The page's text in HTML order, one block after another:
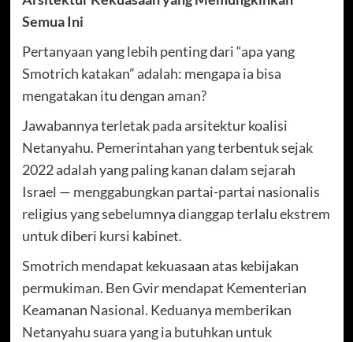
Semua Ini
Pertanyaan yang lebih penting dari “apa yang
Smotrich katakan” adalah: mengapa ia bisa
mengatakan itu dengan aman?
Jawabannya terletak pada arsitektur koalisi
Netanyahu. Pemerintahan yang terbentuk sejak
2022 adalah yang paling kanan dalam sejarah
Israel — menggabungkan partai-partai nasionalis
religius yang sebelumnya dianggap terlalu ekstrem
untuk diberi kursi kabinet.
Smotrich mendapat kekuasaan atas kebijakan
permukiman. Ben Gvir mendapat Kementerian
Keamanan Nasional. Keduanya memberikan
Netanyahu suara yang ia butuhkan untuk